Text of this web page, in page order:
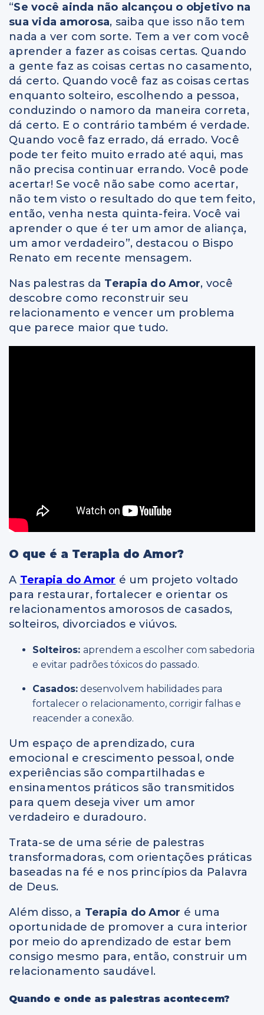
“Se você ainda não alcançou o objetivo na
sua vida amorosa, saiba que isso não tem
nada a ver com sorte. Tem a ver com você
aprender a fazer as coisas certas. Quando
a gente faz as coisas certas no casamento,
dá certo. Quando você faz as coisas certas
enquanto solteiro, escolhendo a pessoa,
conduzindo o namoro da maneira correta,
dá certo. E o contrário também é verdade.
Quando você faz errado, dá errado. Você
pode ter feito muito errado até aqui, mas
não precisa continuar errando. Você pode
acertar! Se você não sabe como acertar,
não tem visto o resultado do que tem feito,
então, venha nesta quinta-feira. Você vai
aprender o que é ter um amor de aliança,
um amor verdadeiro”, destacou o Bispo
Renato em recente mensagem.
Nas palestras da Terapia do Amor, você
descobre como reconstruir seu
relacionamento e vencer um problema
que parece maior que tudo.
O que é a Terapia do Amor?
A Terapia do Amor é um projeto voltado
para restaurar, fortalecer e orientar os
relacionamentos amorosos de casados,
solteiros, divorciados e viúvos.
Solteiros: aprendem a escolher com sabedoria
e evitar padrões tóxicos do passado.
Casados: desenvolvem habilidades para
fortalecer o relacionamento, corrigir falhas e
reacender a conexão.
Um espaço de aprendizado, cura
emocional e crescimento pessoal, onde
experiências são compartilhadas e
ensinamentos práticos são transmitidos
para quem deseja viver um amor
verdadeiro e duradouro.
Trata-se de uma série de palestras
transformadoras, com orientações práticas
baseadas na fé e nos princípios da Palavra
de Deus.
Além disso, a Terapia do Amor é uma
oportunidade de promover a cura interior
por meio do aprendizado de estar bem
consigo mesmo para, então, construir um
relacionamento saudável.
Quando e onde as palestras acontecem?